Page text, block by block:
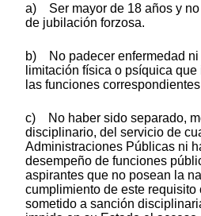
a) Ser mayor de 18 años y no
de jubilación forzosa.
b) No padecer enfermedad ni
limitación física o psíquica
las funciones
c) No haber sido separado,
disciplinario, del servicio de
Administraciones Públicas ni
desempeño de funciones
aspirantes que no posean la
cumplimiento de este
sometido a sanción